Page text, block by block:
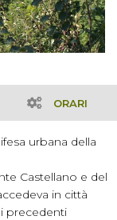
ORARI
urbana della
Castellano e del
in città
precedenti